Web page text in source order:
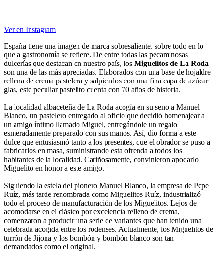
Ver en Instagram
España tiene una imagen de marca sobresaliente, sobre todo en lo
que a gastronomía se refiere. De entre todas las pecaminosas
dulcerías que destacan en nuestro país, los Miguelitos de La Roda
son una de las más apreciadas. Elaborados con una base de hojaldre
rellena de crema pastelera y salpicados con una fina capa de azúcar
glas, este peculiar pastelito cuenta con 70 años de historia.
La localidad albaceteña de La Roda acogía en su seno a Manuel
Blanco, un pastelero entregado al oficio que decidió homenajear a
un amigo íntimo llamado Miguel, entregándole un regalo
esmeradamente preparado con sus manos. Así, dio forma a este
dulce que entusiasmó tanto a los presentes, que el obrador se puso a
fabricarlos en masa, suministrando esta ofrenda a todos los
habitantes de la localidad. Cariñosamente, convinieron apodarlo
Miguelito en honor a este amigo.
Siguiendo la estela del pionero Manuel Blanco, la empresa de Pepe
Ruíz, más tarde renombrada como Miguelitos Ruíz, industrializó
todo el proceso de manufacturación de los Miguelitos. Lejos de
acomodarse en el clásico por excelencia relleno de crema,
comenzaron a producir una serie de variantes que han tenido una
celebrada acogida entre los rodenses. Actualmente, los Miguelitos de
turrón de Jijona y los bombón y bombón blanco son tan
demandados como el original.